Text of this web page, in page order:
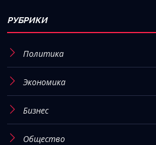
РУБРИКИ
Политика
Экономика
Бизнес
Общество